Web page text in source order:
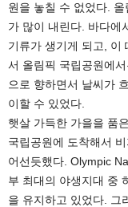
원을 놓칠 수 없었다.
가 많이 내린다. 바다에
기류가 생기게 되고, 이
서 올림픽 국립공원에
으로 향하면서 날씨가
이할 수 있었다.
햇살 가득한 가을을 품
국립공원에 도착해서
어선듯했다. Olympic
부 최대의 야생지대 중
을 유지하고 있었다. 그